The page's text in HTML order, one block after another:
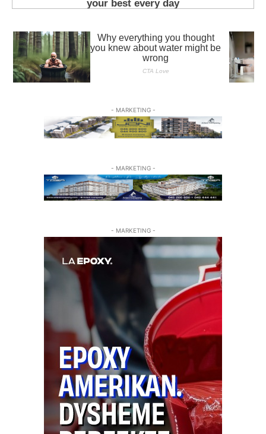
- MARKETING -
- MARKETING -
- MARKETING -